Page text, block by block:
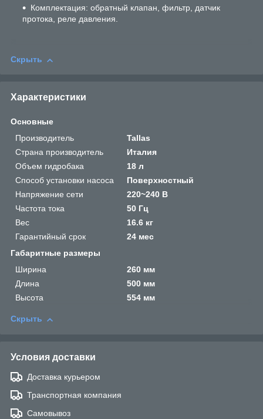
Комплектация: обратный клапан, фильтр, датчик
протока, реле давления.
Скрыть
Характеристики
Основные
Производитель
Tallas
Страна производитель
Италия
Объем гидробака
18 л
Способ установки насоса
Поверхностный
Напряжение сети
220~240 В
Частота тока
50 Гц
Вес
16.6 кг
Гарантийный срок
24 мес
Габаритные размеры
Ширина
260 мм
Длина
500 мм
Высота
554 мм
Скрыть
Условия доставки
Доставка курьером
Транспортная компания
Самовывоз